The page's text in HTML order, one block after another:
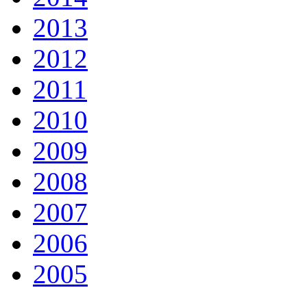
2013
2012
2011
2010
2009
2008
2007
2006
2005